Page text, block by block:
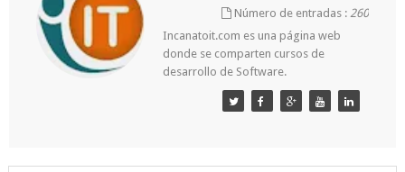
Número de entradas :260
Incanatoit.com es una página web
donde se comparten cursos de
desarrollo de Software.